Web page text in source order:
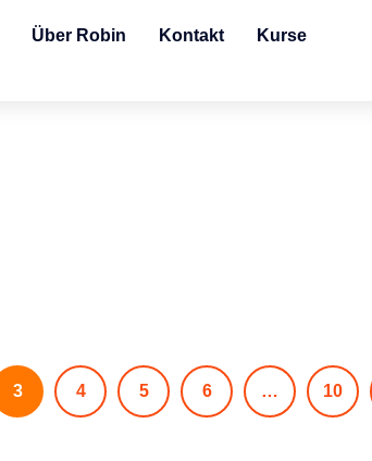
Über Robin Kontakt Kurse
3 4 5 6 … 10